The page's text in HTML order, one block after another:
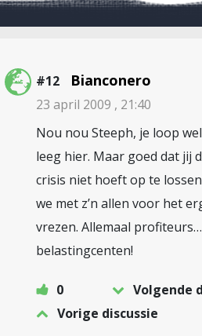
#12 Bianconero
23 april 2009 , 21:40
Nou nou Steeph, je loop
leeg hier. Maar goed dat jij
crisis niet hoeft op te
we met z’n allen voor het
vrezen. Allemaal
belastingcenten!
0
Volgende
Vorige discussie